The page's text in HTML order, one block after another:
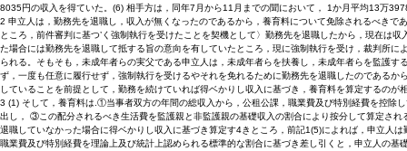
8035円の収入を得ていた。(6) 相手方は，同年7月から11月までの聞において， 1か月平均13万
2 申立人は，勤務先を退職し，収入が無くなったのであるから，養育料について免除されるべき
ところ，前件審判に基つ’く強制執行を受けたことを契機として〉勤務先を退職したから，現在は
た場合には勤務先を退職して抵する旨の意向を有していたところ，現に強制執行を受け，裁判所
られる。そもそも，未成年者らの実父である申立人は，未成年者らを扶養し，未成年者らを監護
ず，一度も任意に履行せず，強制執行を受けるやそれを免れるために勤務先を退職したのである
していることを前提として，勤務を続けていれば得ベかりし収入に基づき，養育料を算定するのが
3 (1) そして，養育料は.①当事者双方の年間の総収入から，公租公課，職業費及び特別経費を控
出し， ③この配分されるべき生活費を監護親と非監護親の基礎収入の割合により按分して算定さ
退職していなかった場合に得ベかりし収入に基づき算定す4きところ，前記1(5)によれば，申立人
職業費及び特別経費を理論上及び統計上認められる標準的な割合に基づき差し引くと，申立人の